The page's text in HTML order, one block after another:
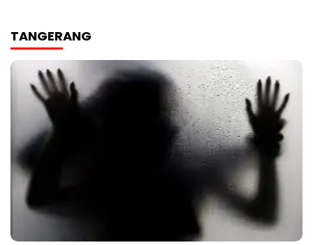
TANGERANG